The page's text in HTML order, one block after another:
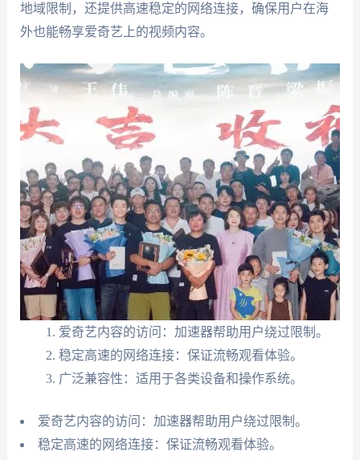
地域限制，还提供高速稳定的网络连接，确保用户在海
外也能畅享爱奇艺上的视频内容。
爱奇艺内容的访问：加速器帮助用户绕过限制。
稳定高速的网络连接：保证流畅观看体验。
广泛兼容性：适用于各类设备和操作系统。
爱奇艺内容的访问：加速器帮助用户绕过限制。
稳定高速的网络连接：保证流畅观看体验。